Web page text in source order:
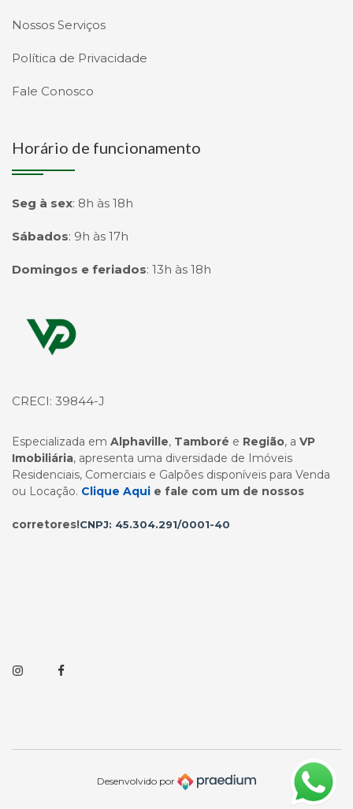
Nossos Serviços
Política de Privacidade
Fale Conosco
Horário de funcionamento
Seg à sex: 8h às 18h
Sábados: 9h às 17h
Domingos e feriados: 13h às 18h
Página inicial
CRECI: 39844-J
Especializada em Alphaville, Tamboré e Região, a VP
Imobiliária, apresenta uma diversidade de Imóveis
Residenciais, Comerciais e Galpões disponíveis para Venda
ou Locação. Clique Aqui e fale com um de nossos
corretores!CNPJ: 45.304.291/0001-40
InstagramFacebook
Desenvolvido por